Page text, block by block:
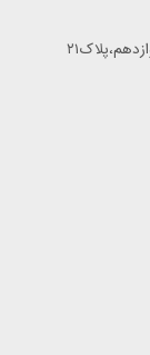
تهران، خیابان بهشتی،خیابان پاکستان،کوچه دوازدهم،پلاک۲۱